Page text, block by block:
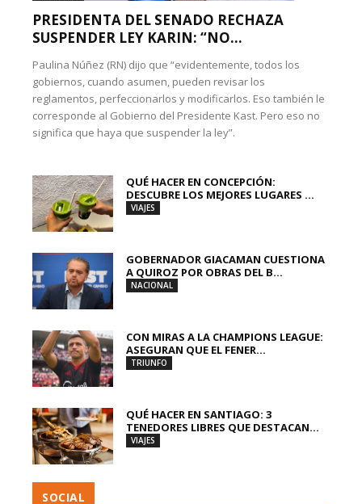
PRESIDENTA DEL SENADO RECHAZA
SUSPENDER LEY KARIN: “NO...
Paulina Núñez (RN) dijo que “evidentemente, todos los
gobiernos, cuando asumen, pueden revisar los
reglamentos, perfeccionarlos y modificarlos. Eso también le
corresponde al Gobierno del Presidente Kast. Pero eso no
significa que haya que suspender la ley”.
QUÉ HACER EN CONCEPCIÓN:
DESCUBRE LOS MEJORES LUGARES ...
VIAJES
GOBERNADOR GIACAMAN CUESTIONA
A QUIROZ POR OBRAS DEL B...
NACIONAL
CON MIRAS A LA CHAMPIONS LEAGUE:
ASEGURAN QUE EL FENER...
TRIUNFO
QUÉ HACER EN SANTIAGO: 3
TENEDORES LIBRES QUE DESTACAN...
VIAJES
SOCIAL